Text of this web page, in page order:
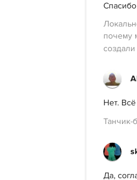
почему
Нет.
Танчик-
Да,